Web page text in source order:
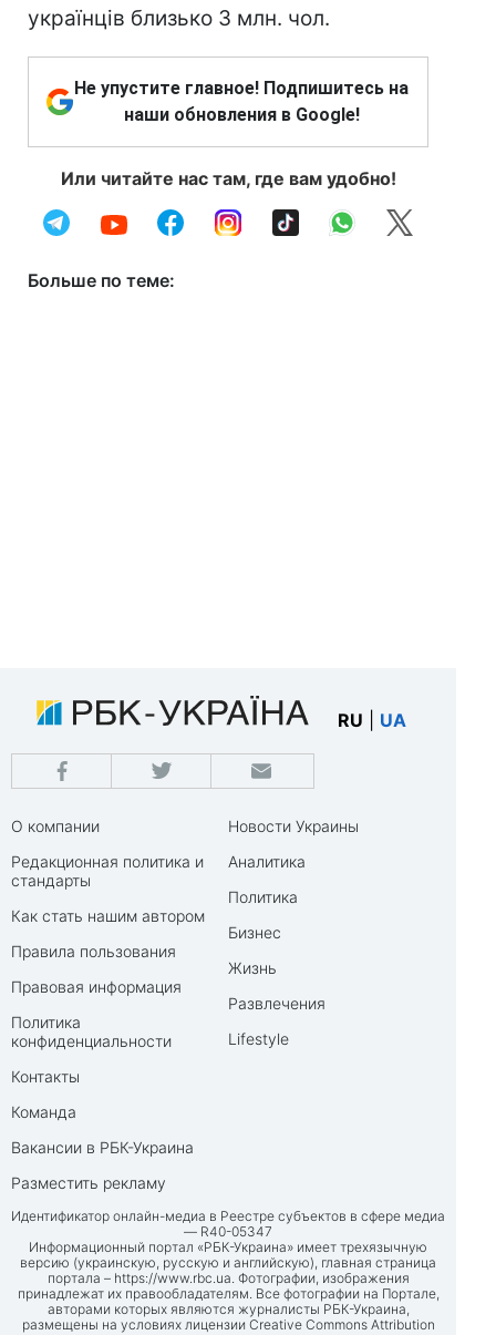
українців близько 3 млн. чол.
Не упустите главное! Подпишитесь на
наши обновления в Google!
Или читайте нас там, где вам удобно!
Больше по теме:
RU UA
О компании
Редакционная политика и
стандарты
Как стать нашим автором
Правила пользования
Правовая информация
Политика
конфиденциальности
Контакты
Команда
Вакансии в РБК-Украина
Разместить рекламу
Новости Украины
Аналитика
Политика
Бизнес
Жизнь
Развлечения
Lifestyle
Идентификатор онлайн-медиа в Реестре субъектов в сфере медиа
— R40-05347
Информационный портал «РБК-Украина» имеет трехязычную
версию (украинскую, русскую и английскую), главная страница
портала – https://www.rbc.ua. Фотографии, изображения
принадлежат их правообладателям. Все фотографии на Портале,
авторами которых являются журналисты РБК-Украина,
размещены на условиях лицензии Creative Commons Attribution